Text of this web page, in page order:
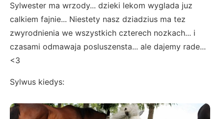
Sylwester ma wrzody... dzieki lekom wyglada juz
calkiem fajnie... Niestety nasz dziadzius ma tez
zwyrodnienia we wszystkich czterech nozkach... i
czasami odmawaja posluszensta... ale dajemy rade...
<3
Sylwus kiedys: